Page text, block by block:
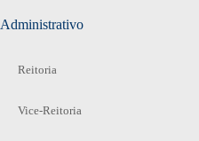
Administrativo
Reitoria
Vice-Reitoria